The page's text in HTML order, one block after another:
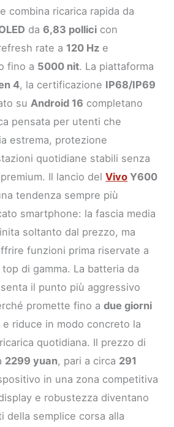
combina ricarica rapida da
da6,83 pollici con
rate a 120 Hz e
fino a 5000 nit. La piattaforma
4, la certificazione IP68/IP69
suAndroid 16 completano
pensata per utenti che
estrema, protezione
quotidiane stabili senza
Il lancio delVivo Y600
tendenza sempre più
smartphone: la fascia media
soltanto dal prezzo, ma
funzioni prima riservate a
di gamma. La batteria da
il punto più aggressivo
promette fino adue giorni
riduce in modo concreto la
quotidiana. Il prezzo di
2299 yuan, pari a circa 291
in una zona competitiva
e robustezza diventano
della semplice corsa alla